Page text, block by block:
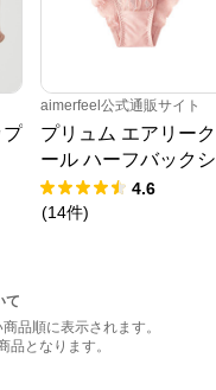
プ
aimerfeel公式通販サイト
プリュム エアリーク
ール ハーフバックシ
ョーツ
4.6
(14件)
て
品順に表示されます。
となります。